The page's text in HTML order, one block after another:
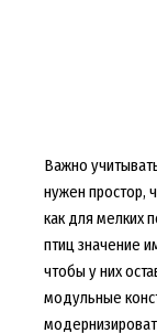
Важно
нужен простор,
как для мелких
птиц значение
чтобы у них
модульные